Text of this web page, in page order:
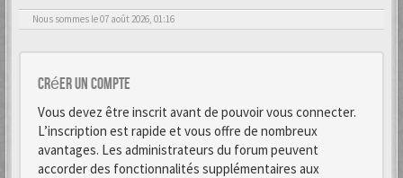
Nous sommes le 07 août 2026, 01:16
Créer un Compte
Vous devez être inscrit avant de pouvoir vous connecter.
L’inscription est rapide et vous offre de nombreux
avantages. Les administrateurs du forum peuvent
accorder des fonctionnalités supplémentaires aux